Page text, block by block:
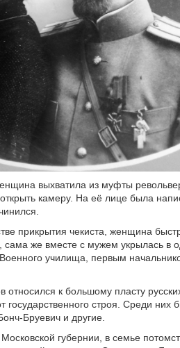
выхватила из муфты
камеру. На её лице была
прикрытия чекиста, женщина
сама же вместе с мужем укрылась в
училища, первым
относился к большому пласту
государственного строя. Среди них
Бруевич и другие.
губернии, в семье